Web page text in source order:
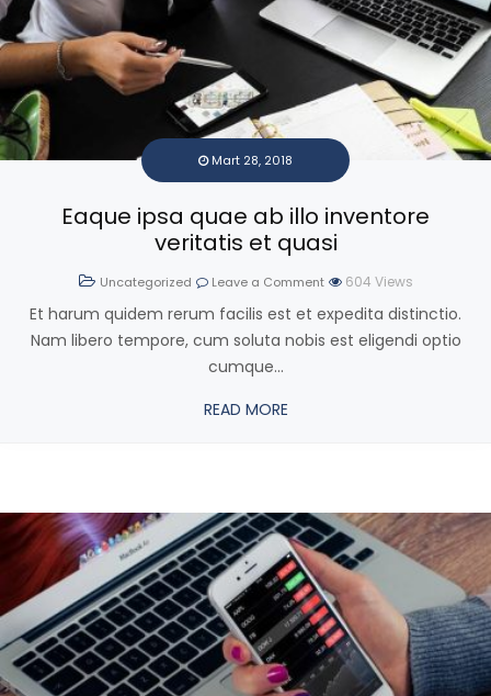
Mart 28, 2018
Eaque ipsa quae ab illo inventore
veritatis et quasi
Uncategorized Leave a Comment 604 Views
Et harum quidem rerum facilis est et expedita distinctio.
Nam libero tempore, cum soluta nobis est eligendi optio
cumque...
READ MORE